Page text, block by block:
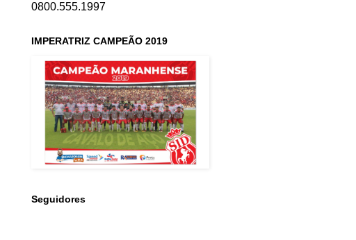
0800.555.1997
IMPERATRIZ CAMPEÃO 2019
Seguidores